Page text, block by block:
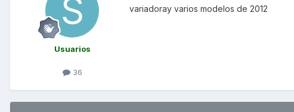
Usuarios
36
variadoray varios modelos de 2012